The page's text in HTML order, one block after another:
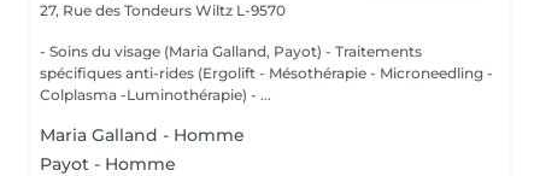
27, Rue des Tondeurs Wiltz L-9570
- Soins du visage (Maria Galland, Payot) - Traitements
spécifiques anti-rides (Ergolift - Mésothérapie - Microneedling -
Colplasma -Luminothérapie) - ...
Maria Galland - Homme
Payot - Homme